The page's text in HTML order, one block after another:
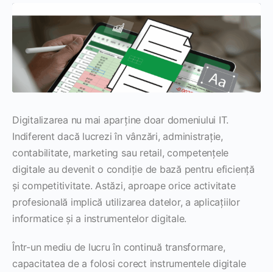
Digitalizarea nu mai aparține doar domeniului IT.
Indiferent dacă lucrezi în vânzări, administrație,
contabilitate, marketing sau retail, competențele
digitale au devenit o condiție de bază pentru eficiență
și competitivitate. Astăzi, aproape orice activitate
profesională implică utilizarea datelor, a aplicațiilor
informatice și a instrumentelor digitale.
Într-un mediu de lucru în continuă transformare,
capacitatea de a folosi corect instrumentele digitale